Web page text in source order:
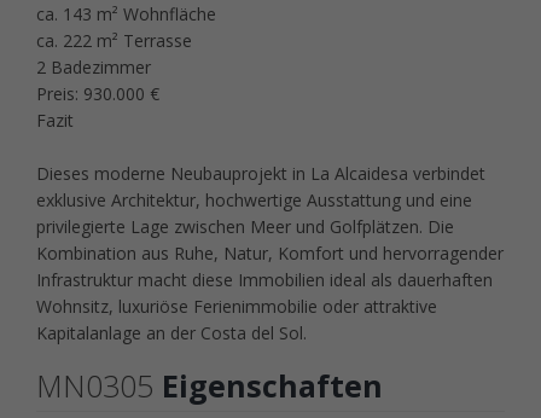
ca. 143 m² Wohnfläche
ca. 222 m² Terrasse
2 Badezimmer
Preis: 930.000 €
Fazit
Dieses moderne Neubauprojekt in La Alcaidesa verbindet
exklusive Architektur, hochwertige Ausstattung und eine
privilegierte Lage zwischen Meer und Golfplätzen. Die
Kombination aus Ruhe, Natur, Komfort und hervorragender
Infrastruktur macht diese Immobilien ideal als dauerhaften
Wohnsitz, luxuriöse Ferienimmobilie oder attraktive
Kapitalanlage an der Costa del Sol.
MN0305 Eigenschaften